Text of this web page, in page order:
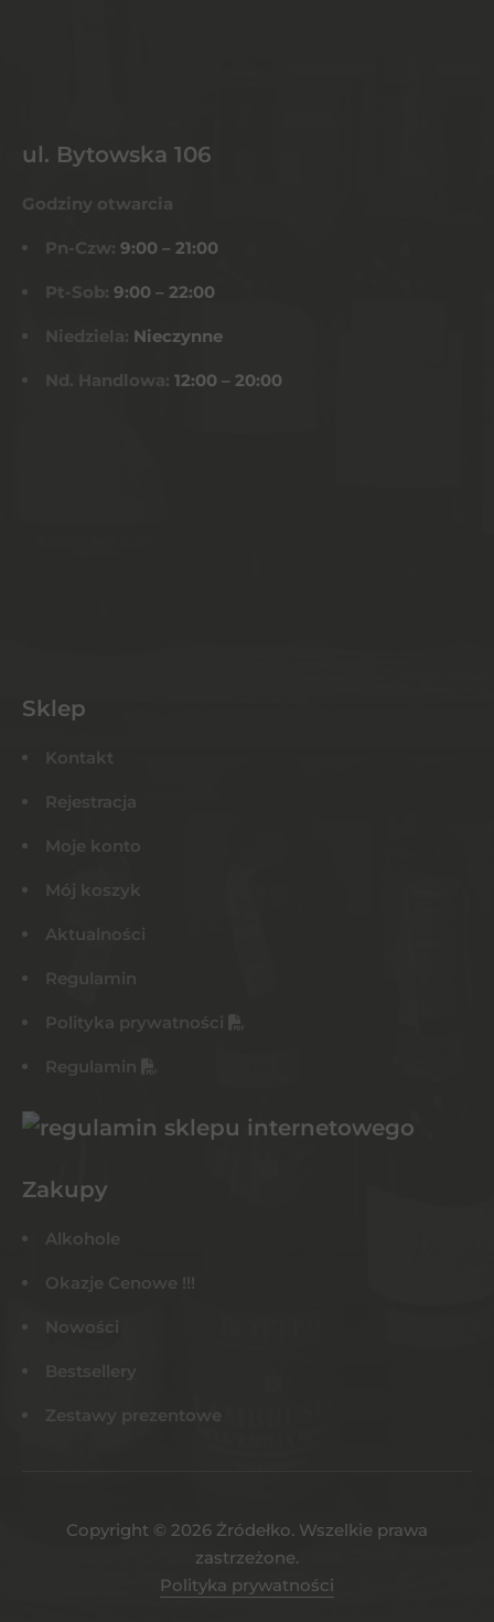
ul. Bytowska 106
Godziny otwarcia
Pn-Czw: 9:00 – 21:00
Pt-Sob: 9:00 – 22:00
Niedziela: Nieczynne
Nd. Handlowa: 12:00 – 20:00
Sklep
Kontakt
Rejestracja
Moje konto
Mój koszyk
Aktualności
Regulamin
Polityka prywatności
Regulamin
Zakupy
Alkohole
Okazje Cenowe !!!
Nowości
Bestsellery
Zestawy prezentowe
Copyright © 2026 Żródełko. Wszelkie prawa
zastrzeżone.
Polityka prywatności